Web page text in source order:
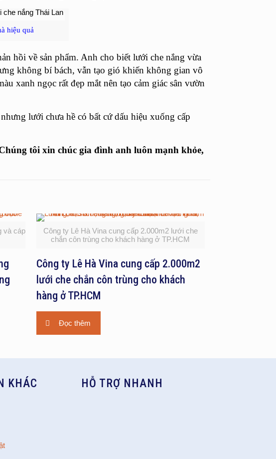
hiệu quả
hồi về sản phẩm. Anh cho biết lưới che nắng vừa
không bí bách, vẫn tạo gió khiến không gian vô
xanh ngọc rất đẹp mắt nên tạo cảm giác sân vườn
lưới chưa hề có bất cứ dấu hiệu xuống cấp
tôi xin chúc gia đình anh luôn mạnh khỏe,
và cáp
Công ty Lê Hà Vina cung cấp 2.000m2 lưới che
chắn côn trùng cho khách hàng ở TP.HCM
Công ty Lê Hà Vina cung cấp 2.000m2
lưới che chắn côn trùng cho khách
hàng ở TP.HCM
Đọc thêm
KHÁC HỖ TRỢ NHANH